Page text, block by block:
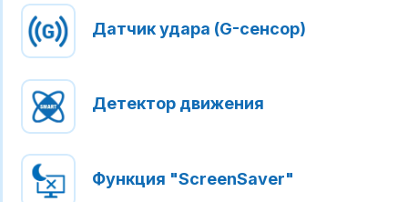
Датчик удара (G-сенсор)
Детектор движения
Функция "ScreenSaver"